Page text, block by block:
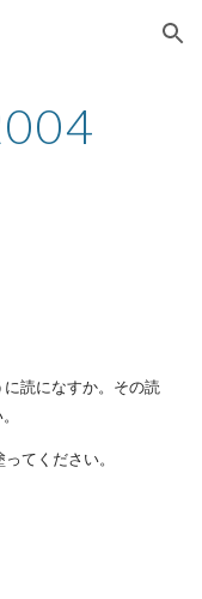
Skip to navigation
読になすか。その読
てください。